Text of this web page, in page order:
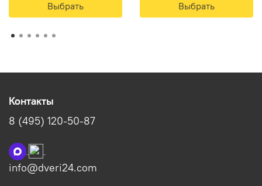
Выбрать Выбрать
Контакты
8 (495) 120-50-87
info@dveri24.com